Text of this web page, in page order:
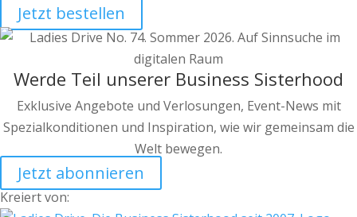
Jetzt bestellen
Werde Teil unserer Business Sisterhood
Exklusive Angebote und Verlosungen, Event-News mit
Spezialkonditionen und Inspiration, wie wir gemeinsam die
Welt bewegen.
Jetzt abonnieren
Kreiert von: